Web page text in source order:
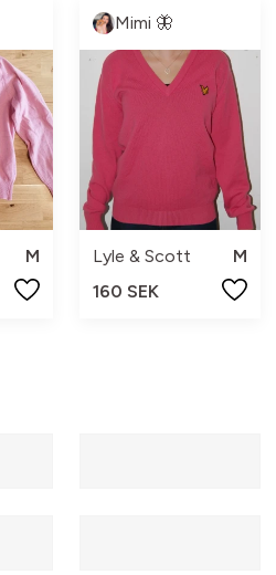
M
Mimi 🦋
Lyle & Scott
M
160 SEK